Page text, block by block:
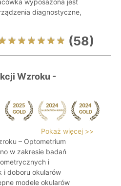
wyposażona jest
diagnostyczne,
(58)
Wzroku -
Pokaż więcej >>
– Optometrium
w zakresie badań
i
i doboru okularów
modele okularów